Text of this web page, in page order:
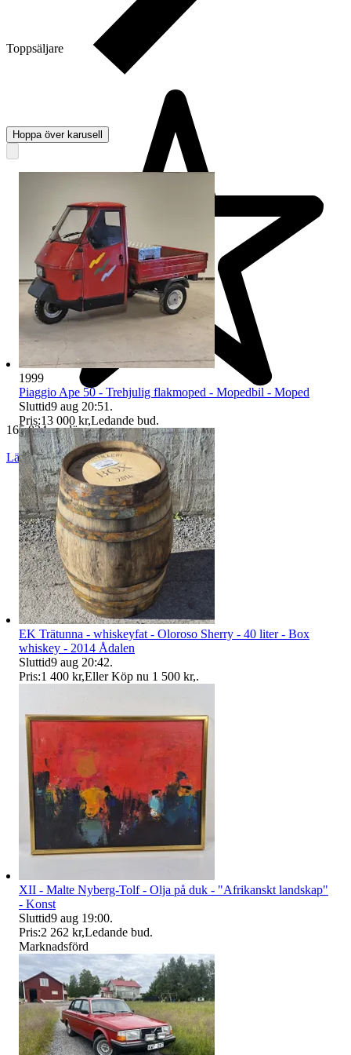
Toppsäljare
165 034 omdömen
Läs omdömen Följ
Hoppa över karusell
1999
Piaggio Ape 50 - Trehjulig flakmoped - Mopedbil - Moped
Sluttid9 aug 20:51 .
Pris:13 000 kr,Ledande bud.
EK Trätunna - whiskeyfat - Oloroso Sherry - 40 liter - Box
whiskey - 2014 Ådalen
Sluttid9 aug 20:42.
Pris:1 400 kr,Eller Köp nu 1 500 kr,.
XII - Malte Nyberg-Tolf - Olja på duk - "Afrikanskt landskap"
- Konst
Sluttid9 aug 19:00.
Pris:2 262 kr,Ledande bud.
Marknadsförd